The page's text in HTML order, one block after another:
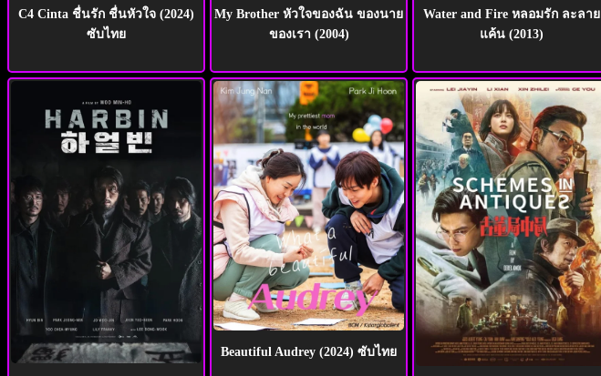
C4 Cinta ชื่นรัก ชื่นหัวใจ (2024)
ซับไทย
My Brother หัวใจของฉัน ของนาย
ของเรา (2004)
Water and Fire หลอมรัก ละลาย
แค้น (2013)
Beautiful Audrey (2024) ซับไทย